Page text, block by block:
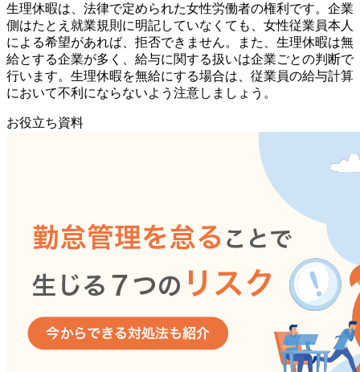
生理休暇は、法律で定められた女性労働者の権利です。企業
側はたとえ就業規則に明記していなくても、女性従業員本人
による希望があれば、拒否できません。また、生理休暇は無
給とする企業が多く、給与に関する扱いは企業ごとの判断で
行います。生理休暇を無給にする場合は、従業員の給与計算
において不利にならないよう注意しましょう。
お役立ち資料